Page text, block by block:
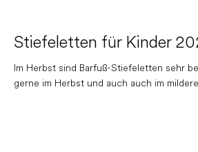
Stiefeletten für Kinder
Im Herbst sind Barfuß-Stiefeletten sehr
gerne im Herbst und auch auch im